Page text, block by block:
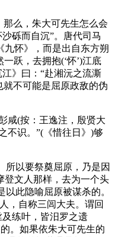
么，朱大可先生怎么会
砾而自沉”。唐代司马
九怀》，而是出自东方朔
跃，去拥抱(‘怀’)江底
》曰：“赴湘沅之流澌
不可能是屈原政敌的伪
咸(按：王逸注，殷贤大
不识。”(《惜往日》)够
以要祭奠屈原，乃是因
登文人那样，去为一个头
此隐喻屈原被谋杀的。
，自称三闾大夫。谓回
练叶，皆汨罗之遗
。如果依朱大可先生的